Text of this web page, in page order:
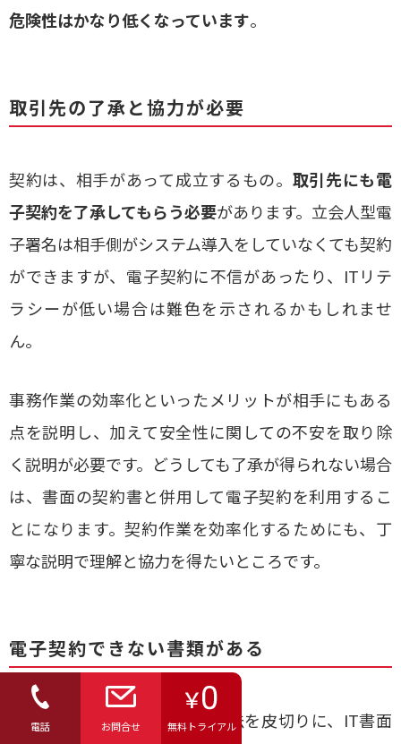
危険性はかなり低くなっています。
取引先の了承と協力が必要
契約は、相手があって成立するもの。 取引先にも電
子契約を了承してもらう必要があります。立会人型電
子署名は相手側がシステム導入をしていなくても契約
ができますが、電子契約に不信があったり、ITリテ
ラシーが低い場合は難色を示されるかもしれませ
ん。
事務作業の効率化といったメリットが相手にもある
点を説明し、加えて安全性に関しての不安を取り除
く説明が必要です。どうしても了承が得られない場合
は、書面の契約書と併用して電子契約を利用するこ
とになります。契約作業を効率化するためにも、丁
寧な説明で理解と協力を得たいところです。
電子契約できない書類がある
2001年に施行された電子署名法を皮切りに、IT書面
電話 お問合せ 無料トライアル